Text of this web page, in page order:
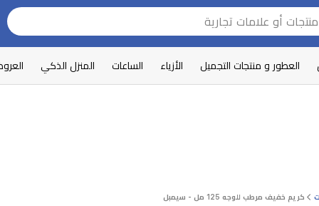
العطور و منتجات التجميل الأزياء الساعات المنزل الذكي
كريم خفيف مرطب للوجه 125 مل - سيمبل